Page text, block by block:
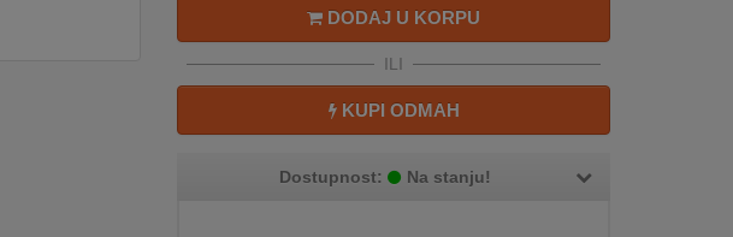
DODAJ U KORPU
ILI
KUPI ODMAH
Dostupnost: Na stanju!